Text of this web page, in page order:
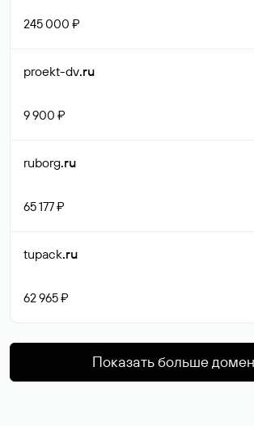
245 000 ₽
proekt-dv.ru
9 900 ₽
ruborg.ru
65 177 ₽
tupack.ru
62 965 ₽
Показать больше